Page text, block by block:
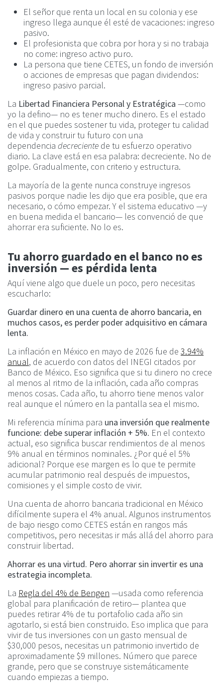
El señor que renta un local en su colonia y ese
ingreso llega aunque él esté de vacaciones: ingreso
pasivo.
El profesionista que cobra por hora y si no trabaja
no come: ingreso activo puro.
La persona que tiene CETES, un fondo de inversión
o acciones de empresas que pagan dividendos:
ingreso pasivo parcial.
La Libertad Financiera Personal y Estratégica —como
yo la defino— no es tener mucho dinero. Es el estado
en el que puedes sostener tu vida, proteger tu calidad
de vida y construir tu futuro con una
dependencia decreciente de tu esfuerzo operativo
diario. La clave está en esa palabra: decreciente. No de
golpe. Gradualmente, con criterio y estructura.
La mayoría de la gente nunca construye ingresos
pasivos porque nadie les dijo que era posible, que era
necesario, o cómo empezar. Y el sistema educativo —y
en buena medida el bancario— les convenció de que
ahorrar era suficiente. No lo es.
Tu ahorro guardado en el banco no es
inversión — es pérdida lenta
Aquí viene algo que duele un poco, pero necesitas
escucharlo:
Guardar dinero en una cuenta de ahorro bancaria, en
muchos casos, es perder poder adquisitivo en cámara
lenta.
La inflación en México en mayo de 2026 fue de 3.94%
anual, de acuerdo con datos del INEGI citados por
Banco de México. Eso significa que si tu dinero no crece
al menos al ritmo de la inflación, cada año compras
menos cosas. Cada año, tu ahorro tiene menos valor
real aunque el número en la pantalla sea el mismo.
Mi referencia mínima para una inversión que realmente
funcione: debe superar inflación + 5%. En el contexto
actual, eso significa buscar rendimientos de al menos
9% anual en términos nominales. ¿Por qué el 5%
adicional? Porque ese margen es lo que te permite
acumular patrimonio real después de impuestos,
comisiones y el simple costo de vivir.
Una cuenta de ahorro bancaria tradicional en México
difícilmente supera el 4% anual. Algunos instrumentos
de bajo riesgo como CETES están en rangos más
competitivos, pero necesitas ir más allá del ahorro para
construir libertad.
Ahorrar es una virtud. Pero ahorrar sin invertir es una
estrategia incompleta.
La Regla del 4% de Bengen —usada como referencia
global para planificación de retiro— plantea que
puedes retirar 4% de tu portafolio cada año sin
agotarlo, si está bien construido. Eso implica que para
vivir de tus inversiones con un gasto mensual de
$30,000 pesos, necesitas un patrimonio invertido de
aproximadamente $9 millones. Número que parece
grande, pero que se construye sistemáticamente
cuando empiezas a tiempo.